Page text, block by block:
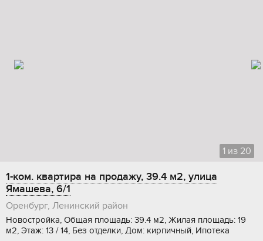
1 из 20
1-ком. квартира на продажу, 39.4 м2, улица
Ямашева, 6/1
Оренбург, Ленинский район
Новостройка, Общая площадь: 39.4 м2, Жилая площадь: 19
м2, Этаж: 13 / 14, Без отделки, Дом: кирпичный, Ипотека